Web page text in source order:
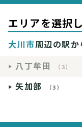
エリアを選択
大川市周辺の駅か
八丁牟田
（3）
矢加部 （3）